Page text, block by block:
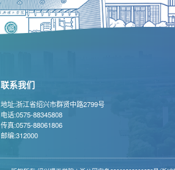
联系我们
地址:浙江省绍兴市群贤中路2799号
电话:0575-88345808
传真:0575-88061806
邮编:312000